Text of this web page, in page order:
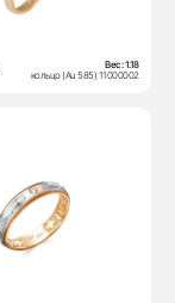
Вес:1.18
кольцо (Au 585) 11000002